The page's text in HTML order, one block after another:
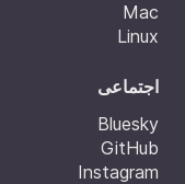
Mac
Linux
اجتماعی
Bluesky
GitHub
Instagram